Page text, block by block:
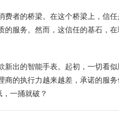
者的桥梁。在这个桥梁上，信
的服务。然而，这信任的基石，
出的智能手表。起初，一切看
商的执行力越来越差，承诺的服
一捅就破？